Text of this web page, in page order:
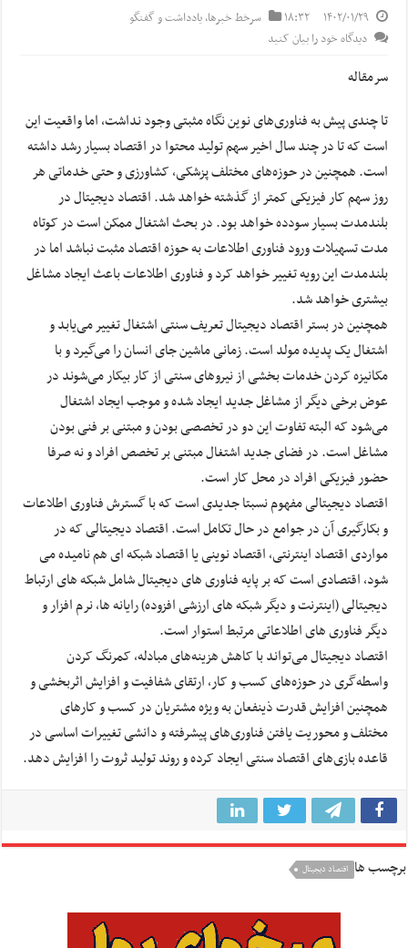
۱۴۰۲/۰۱/۲۹ ۱۸:۳۲ سرخط خبرها,یادداشت و گفتگو
دیدگاه خود را بیان کنید
سرمقاله
تا چندی پیش به فناوری‌های نوین نگاه مثبتی وجود نداشت، اما واقعیت این
است که تا در چند سال اخیر سهم تولید محتوا در اقتصاد بسیار رشد داشته
است. همچنین در حوزه‌های مختلف پزشکی، کشاورزی و حتی خدماتی هر
روز سهم کار فیزیکی کمتر از گذشته خواهد شد. اقتصاد دیجیتال در
بلندمدت بسیار سودده خواهد بود. در بحث اشتغال ممکن است در کوتاه
مدت تسهیلات ورود فناوری اطلاعات به حوزه اقتصاد مثبت نباشد اما در
بلندمدت این رویه تغییر خواهد کرد و فناوری اطلاعات باعث ایجاد مشاغل
بیشتری خواهد شد.
همچنین در بستر اقتصاد دیجیتال تعریف سنتی اشتغال تغییر می‌یابد و
اشتغال یک پدیده مولد است. زمانی ماشین جای انسان را می‌گیرد و با
مکانیزه کردن خدمات بخشی از نیروهای سنتی از کار بیکار می‌شوند در
عوض برخی دیگر از مشاغل جدید ایجاد شده و موجب ایجاد اشتغال
می‌شود که البته تفاوت این دو در تخصصی بودن و مبتنی بر فنی بودن
مشاغل است. در فضای جدید اشتغال مبتنی بر تخصص افراد و نه صرفا
حضور فیزیکی افراد در محل کار است.
اقتصاد دیجیتالی مفهوم نسبتا جدیدی است که با گسترش فناوری اطلاعات
و بکارگیری آن در جوامع در حال تکامل است. اقتصاد دیجیتالی که در
مواردی اقتصاد اینترنتی، اقتصاد نوینی یا اقتصاد شبکه ای هم نامیده می
شود، اقتصادی است که بر پایه فناوری های دیجیتال شامل شبکه های ارتباط
دیجیتالی (اینترنت و دیگر شبکه های ارزشی افزوده) رایانه ها، نرم افزار و
دیگر فناوری های اطلاعاتی مرتبط استوار است.
اقتصاد دیجیتال می‌تواند با کاهش هزینه‌های مبادله، کمرنگ کردن
واسطه‌گری در حوزه‌های کسب و کار، ارتقای شفافیت و افزایش اثربخشی و
همچنین افزایش قدرت ذینفعان به ویژه مشتریان در کسب و کارهای
مختلف و محوریت یافتن فناوری‌های پیشرفته و دانشی تغییرات اساسی در
قاعده بازی‌های اقتصاد سنتی ایجاد کرده و روند تولید ثروت را افزایش دهد.
برچسب ها اقتصاد دیجیتال